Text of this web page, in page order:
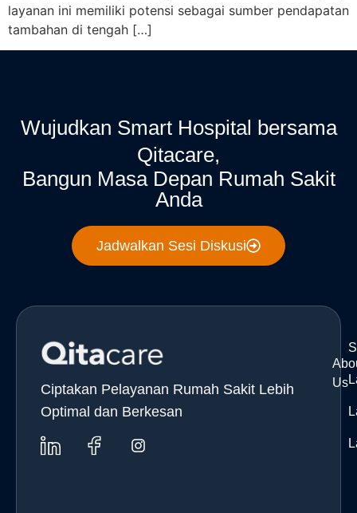
layanan ini memiliki potensi sebagai sumber pendapatan
tambahan di tengah […]
Wujudkan Smart Hospital bersama
Qitacare,
Bangun Masa Depan Rumah Sakit
Anda
Jadwalkan Sesi Diskusi
Ciptakan Pelayanan Rumah Sakit Lebih
Optimal dan Berkesan
Us